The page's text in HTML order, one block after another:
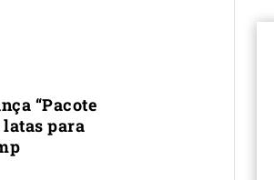
“Pacote
latas para